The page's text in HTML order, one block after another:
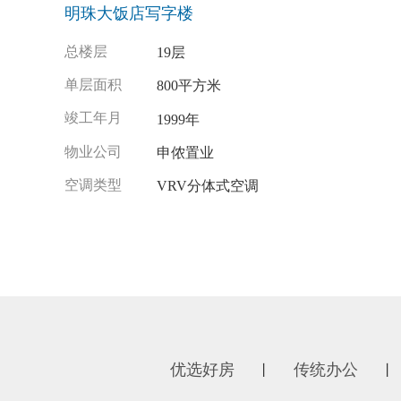
明珠大饭店写字楼
总楼层 19层
单层面积 800平方米
竣工年月 1999年
物业公司 申侬置业
空调类型 VRV分体式空调
优选好房 传统办公